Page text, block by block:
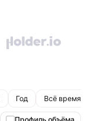
Год Всё время